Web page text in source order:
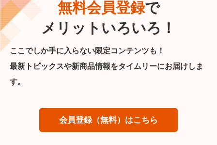
無料会員登録で
メリットいろいろ！
ここでしか手に入らない限定コンテンツも！
最新トピックスや新商品情報をタイムリーにお届けしま
す。
会員登録（無料）はこちら